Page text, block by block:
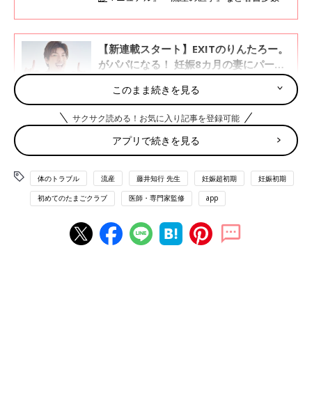
【新連載スタート】EXITのりんたろー。
がパパになる！ 妊娠8カ月の妻にパート
ナーとして意外な葛藤も…？
今号から、りんたろー。さんによる新米パパ連
載がスタート。妻・本郷杏奈さんは妊娠8カ月
を迎えています。妊婦の妻をもつ夫として、も
うすぐ出産を迎えるパパとして、思うところを
語ってもらいます。
流産の最も多い原因は受精卵の異常です
流産は妊婦さんの７～10人に1人の割合で起こるもので、決して
めずらしいことではありません。妊娠12週未満の流産を「早期流
産」、12週0日～21週6日の流産を「後期流産」といいますが、
流産の9割以上を占める早期流産の原因は、ほとんど
ります。ママが何かをしたから・何かをしなかったから、流産に
このまま続きを見る
サクサク読める！お気に入り記事を登録可能
アプリで続きを見る
体のトラブル 流産 藤井知行 先生 妊娠超初期 妊娠初期
初めてのたまごクラブ 医師・専門家監修 app